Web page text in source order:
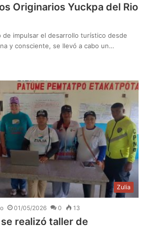
Originarios Yuckpa del Rio
impulsar el desarrollo turístico desde
y consciente, se llevó a cabo un…
Zulia
01/05/2026 0 13
realizó taller de